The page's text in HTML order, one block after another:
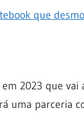
que
2023 que
uma parceria